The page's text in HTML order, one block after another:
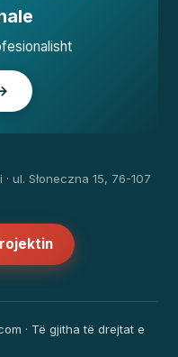
ul. Słoneczna 15, 76-107
· Të gjitha të drejtat e